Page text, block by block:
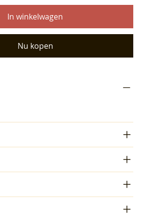
In winkelwagen
Nu kopen